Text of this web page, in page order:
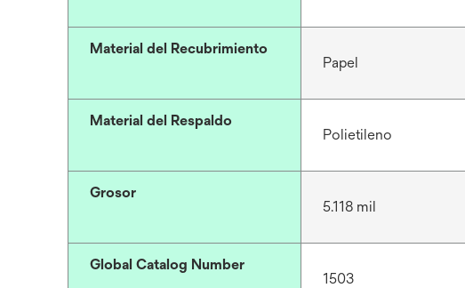
Material del Recubrimiento
Papel
Material del Respaldo
Polietileno
Grosor
5.118 mil
Global Catalog Number
1503